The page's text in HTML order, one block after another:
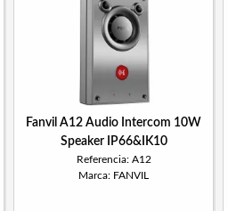
Fanvil A12 Audio Intercom 10W
Speaker IP66&IK10
Referencia: A12
Marca: FANVIL